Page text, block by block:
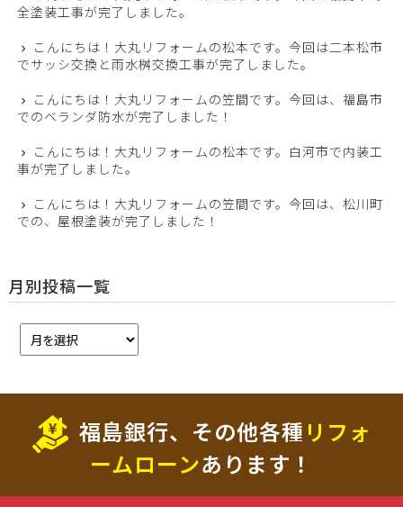
全塗装工事が完了しました。
こんにちは！大丸リフォームの松本です。今回は二本松市
でサッシ交換と雨水桝交換工事が完了しました。
こんにちは！大丸リフォームの笠間です。今回は、福島市
でのベランダ防水が完了しました！
こんにちは！大丸リフォームの松本です。白河市で内装工
事が完了しました。
こんにちは！大丸リフォームの笠間です。今回は、松川町
での、屋根塗装が完了しました！
月別投稿一覧
福島銀行、その他各種 リフォ
ームローンあります！